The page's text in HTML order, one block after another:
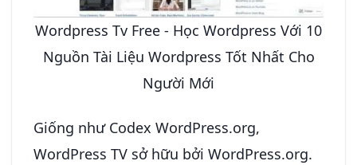
Wordpress Tv Free - Học Wordpress Với 10
Nguồn Tài Liệu Wordpress Tốt Nhất Cho
Người Mới
Giống như Codex WordPress.org,
WordPress TV sở hữu bởi WordPress.org.